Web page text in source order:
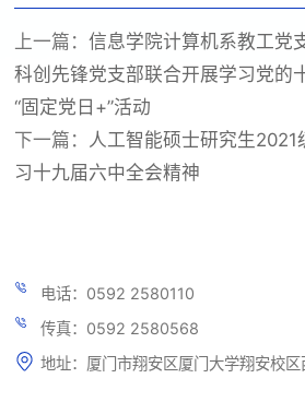
上一篇：信息学院计算机系教工党
科创先锋党支部联合开展学习党的
“固定党日+”活动
下一篇： 人工智能硕士研究生
习十九届六中全会精神
电话：0592 2580110
传真：0592 2580568
地址：厦门市翔安区厦门大学翔安校